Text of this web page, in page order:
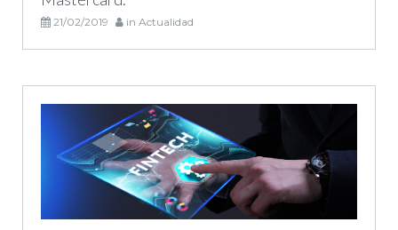
21/02/2019 in Actualidad